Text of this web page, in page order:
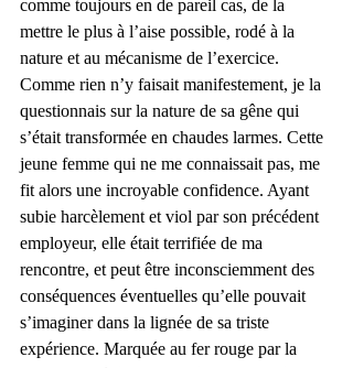
comme toujours en de pareil cas, de la
mettre le plus à l’aise possible, rodé à la
nature et au mécanisme de l’exercice.
Comme rien n’y faisait manifestement, je la
questionnais sur la nature de sa gêne qui
s’était transformée en chaudes larmes. Cette
jeune femme qui ne me connaissait pas, me
fit alors une incroyable confidence. Ayant
subie harcèlement et viol par son précédent
employeur, elle était terrifiée de ma
rencontre, et peut être inconsciemment des
conséquences éventuelles qu’elle pouvait
s’imaginer dans la lignée de sa triste
expérience. Marquée au fer rouge par la